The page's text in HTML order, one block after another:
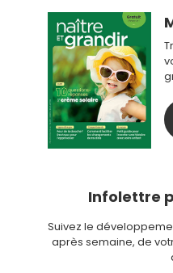
Infolettre
Suivez le
après semaine, de